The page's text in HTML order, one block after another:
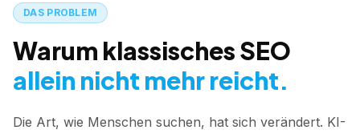
DAS PROBLEM
Warum klassisches SEO
allein nicht mehr reicht.
Die Art, wie Menschen suchen, hat sich verändert. KI-